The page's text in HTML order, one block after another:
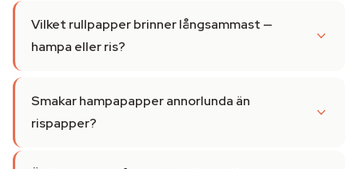
Vilket rullpapper brinner långsammast —
hampa eller ris?
Smakar hampapapper annorlunda än
rispapper?